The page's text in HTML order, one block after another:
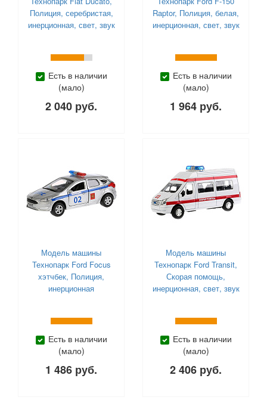
Полиция, серебристая,
инерционная, свет, звук
Есть в наличии
(мало)
2 040 руб.
Raptor, Полиция, белая,
инерционная, свет, звук
Есть в наличии
(мало)
1 964 руб.
Модель машины
Технопарк Ford Focus
хэтчбек, Полиция,
инерционная
Есть в наличии
(мало)
1 486 руб.
Модель машины
Технопарк Ford Transit,
Скорая помощь,
инерционная, свет, звук
Есть в наличии
(мало)
2 406 руб.